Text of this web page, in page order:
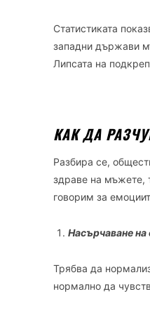
Статистиката
западни държави
Липсата на
КАК ДА
Разбира се,
здраве на мъжете,
говорим за
Насърчаване
Трябва да
нормално да